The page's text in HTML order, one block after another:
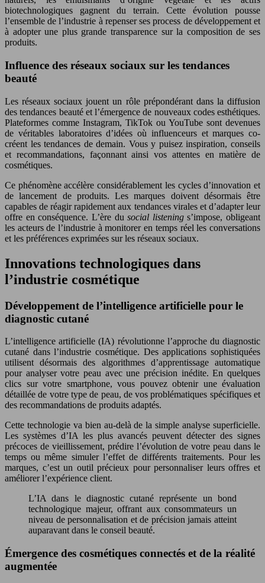
biotechnologiques gagnent du terrain. Cette évolution pousse
l’ensemble de l’industrie à repenser ses process de développement et
à adopter une plus grande transparence sur la composition de ses
produits.
Influence des réseaux sociaux sur les tendances
beauté
Les réseaux sociaux jouent un rôle prépondérant dans la diffusion
des tendances beauté et l’émergence de nouveaux codes esthétiques.
Plateformes comme Instagram, TikTok ou YouTube sont devenues
de véritables laboratoires d’idées où influenceurs et marques co-
créent les tendances de demain. Vous y puisez inspiration, conseils
et recommandations, façonnant ainsi vos attentes en matière de
cosmétiques.
Ce phénomène accélère considérablement les cycles d’innovation et
de lancement de produits. Les marques doivent désormais être
capables de réagir rapidement aux tendances virales et d’adapter leur
offre en conséquence. L’ère dusocial listenings’impose, obligeant
les acteurs de l’industrie à monitorer en temps réel les conversations
et les préférences exprimées sur les réseaux sociaux.
Innovations technologiques dans
l’industrie cosmétique
Développement de l’intelligence artificielle pour le
diagnostic cutané
L’intelligence artificielle (IA) révolutionne l’approche du diagnostic
cutané dans l’industrie cosmétique. Des applications sophistiquées
utilisent désormais des algorithmes d’apprentissage automatique
pour analyser votre peau avec une précision inédite. En quelques
clics sur votre smartphone, vous pouvez obtenir une évaluation
détaillée de votre type de peau, de vos problématiques spécifiques et
des recommandations de produits adaptés.
Cette technologie va bien au-delà de la simple analyse superficielle.
Les systèmes d’IA les plus avancés peuvent détecter des signes
précoces de vieillissement, prédire l’évolution de votre peau dans le
temps ou même simuler l’effet de différents traitements. Pour les
marques, c’est un outil précieux pour personnaliser leurs offres et
améliorer l’expérience client.
L’IA dans le diagnostic cutané représente un bond
technologique majeur, offrant aux consommateurs un
niveau de personnalisation et de précision jamais atteint
auparavant dans le conseil beauté.
Émergence des cosmétiques connectés et de la réalité
augmentée